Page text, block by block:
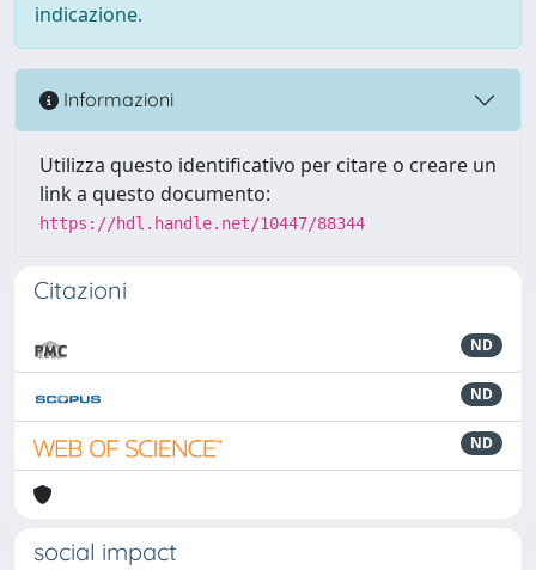
indicazione.
Informazioni
Utilizza questo identificativo per citare o creare un
link a questo documento:
https://hdl.handle.net/10447/88344
Citazioni
ND
ND
ND
social impact